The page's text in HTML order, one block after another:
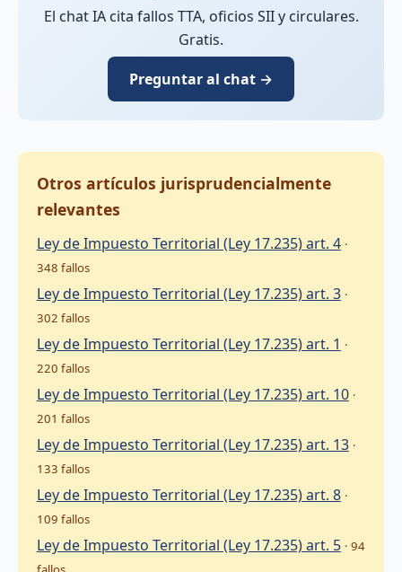
El chat IA cita fallos TTA, oficios SII y circulares.
Gratis.
Preguntar al chat →
Otros artículos jurisprudencialmente
relevantes
Ley de Impuesto Territorial (Ley 17.235) art. 4 ·
348 fallos
Ley de Impuesto Territorial (Ley 17.235) art. 3 ·
302 fallos
Ley de Impuesto Territorial (Ley 17.235) art. 1 ·
220 fallos
Ley de Impuesto Territorial (Ley 17.235) art. 10 ·
201 fallos
Ley de Impuesto Territorial (Ley 17.235) art. 13 ·
133 fallos
Ley de Impuesto Territorial (Ley 17.235) art. 8 ·
109 fallos
Ley de Impuesto Territorial (Ley 17.235) art. 5 · 94